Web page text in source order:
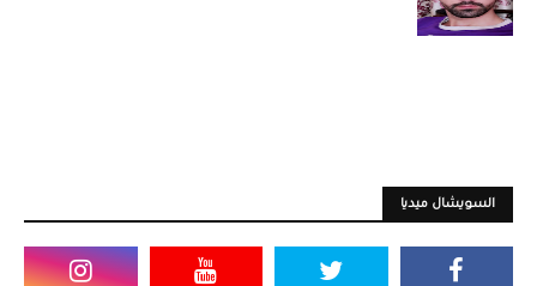
السويشال ميديا